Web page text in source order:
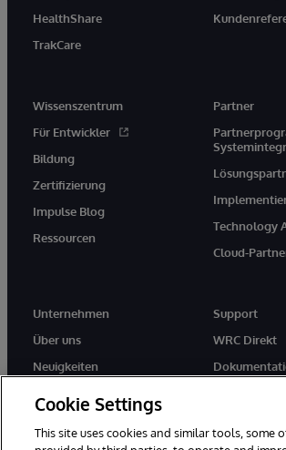
HealthShare
TrakCare
Wissenszentrum
Für Entwickler
Bildung
Zertifizierung
Impulse Blog
Ressourcen
Partner
Technology
Cloud-
Unternehmen
Über uns
Neuigkeiten
Support
WRC Direkt
Cookie Settings
This site uses cookies and similar tools, some